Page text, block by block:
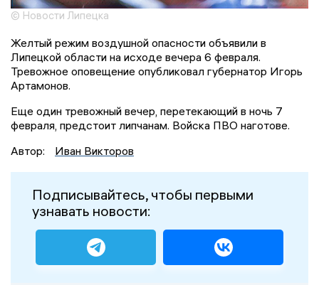
© Новости Липецка
Желтый режим воздушной опасности объявили в
Липецкой области на исходе вечера 6 февраля.
Тревожное оповещение опубликовал губернатор Игорь
Артамонов.
Еще один тревожный вечер, перетекающий в ночь 7
февраля, предстоит липчанам. Войска ПВО наготове.
Автор:
Иван Викторов
Подписывайтесь, чтобы первыми
узнавать новости: